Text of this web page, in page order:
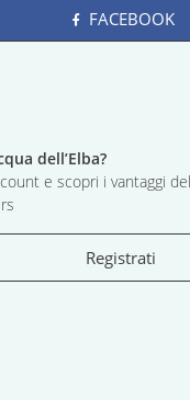
FACEBOOK
dell’Elba?
e scopri i vantaggi
Registrati